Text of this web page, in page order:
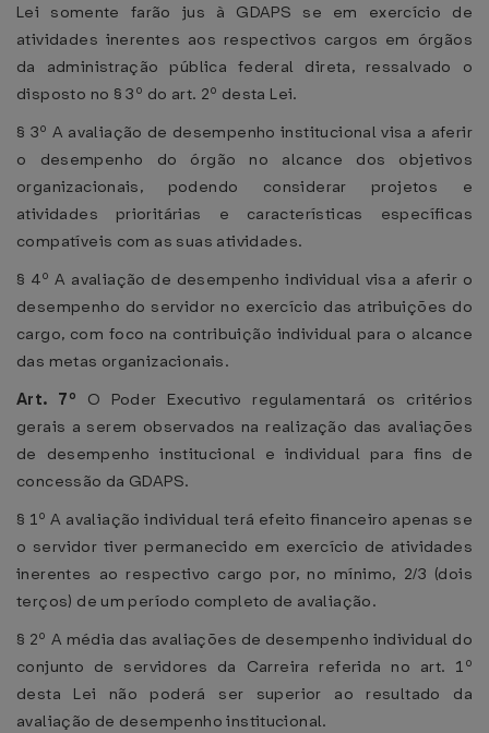
Lei somente farão jus à GDAPS se em exercício de
atividades inerentes aos respectivos cargos em órgãos
da administração pública federal direta, ressalvado o
disposto no § 3º do art. 2º desta Lei.
§ 3º A avaliação de desempenho institucional visa a aferir
o desempenho do órgão no alcance dos objetivos
organizacionais, podendo considerar projetos e
atividades prioritárias e características específicas
compatíveis com as suas atividades.
§ 4º A avaliação de desempenho individual visa a aferir o
desempenho do servidor no exercício das atribuições do
cargo, com foco na contribuição individual para o alcance
das metas organizacionais.
Art. 7º O Poder Executivo regulamentará os critérios
gerais a serem observados na realização das avaliações
de desempenho institucional e individual para fins de
concessão da GDAPS.
§ 1º A avaliação individual terá efeito financeiro apenas se
o servidor tiver permanecido em exercício de atividades
inerentes ao respectivo cargo por, no mínimo, 2/3 (dois
terços) de um período completo de avaliação.
§ 2º A média das avaliações de desempenho individual do
conjunto de servidores da Carreira referida no art. 1º
desta Lei não poderá ser superior ao resultado da
avaliação de desempenho institucional.